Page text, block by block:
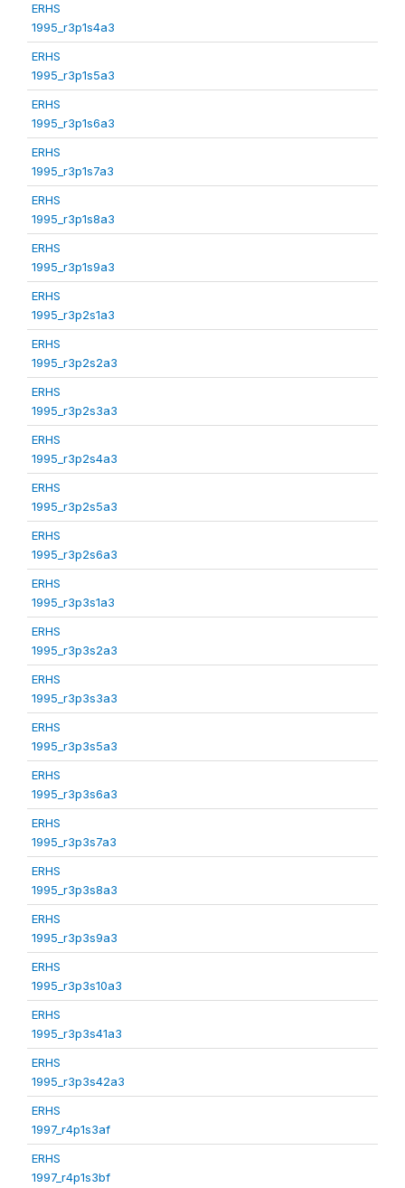
ERHS
1995_r3p1s4a3
ERHS
1995_r3p1s5a3
ERHS
1995_r3p1s6a3
ERHS
1995_r3p1s7a3
ERHS
1995_r3p1s8a3
ERHS
1995_r3p1s9a3
ERHS
1995_r3p2s1a3
ERHS
1995_r3p2s2a3
ERHS
1995_r3p2s3a3
ERHS
1995_r3p2s4a3
ERHS
1995_r3p2s5a3
ERHS
1995_r3p2s6a3
ERHS
1995_r3p3s1a3
ERHS
1995_r3p3s2a3
ERHS
1995_r3p3s3a3
ERHS
1995_r3p3s5a3
ERHS
1995_r3p3s6a3
ERHS
1995_r3p3s7a3
ERHS
1995_r3p3s8a3
ERHS
1995_r3p3s9a3
ERHS
1995_r3p3s10a3
ERHS
1995_r3p3s41a3
ERHS
1995_r3p3s42a3
ERHS
1997_r4p1s3af
ERHS
1997_r4p1s3bf